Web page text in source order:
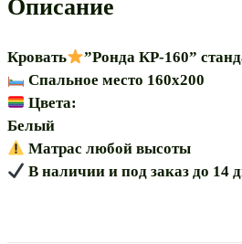
Описание
Кровать
”Ронда КР-160”
Спальное место 160х200
Цвета:
Белый
Матрас любой высоты
В наличии и под заказ до 14